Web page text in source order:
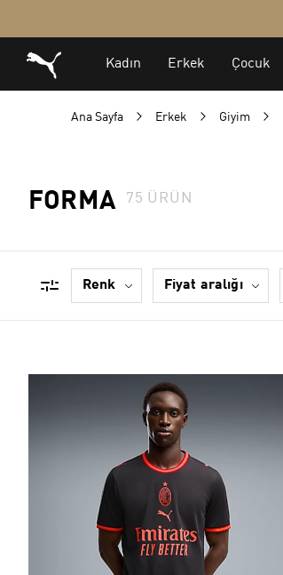
Ana Sayfa Erkek Giyim
FORMA 75 ÜRÜN
renk fi̇yat araliği